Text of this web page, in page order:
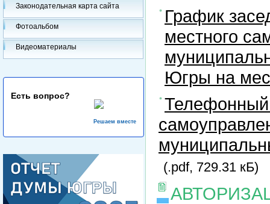
Законодательная карта сайта
Фотоальбом
Видеоматериалы
Есть вопрос?
Решаем вместе
График
местного
Югры на
Телефонный
(.pdf, 729.31 кБ)